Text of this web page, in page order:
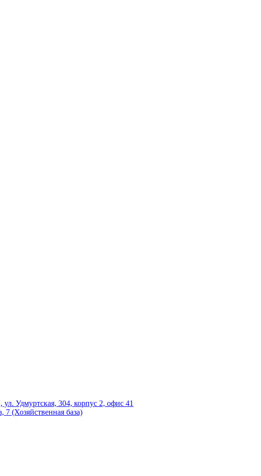
Удмуртская, 304, корпус 2, офис 41
(Хозяйственная база)